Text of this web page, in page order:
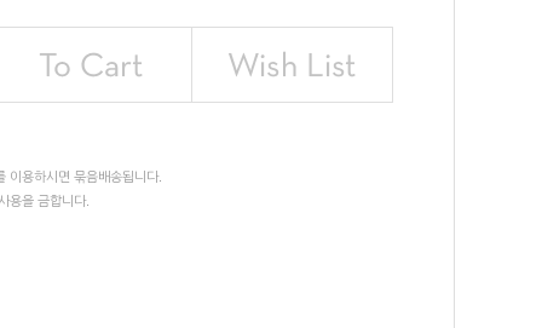
이용하시면 묶음배송됩니다.
용을 금합니다.